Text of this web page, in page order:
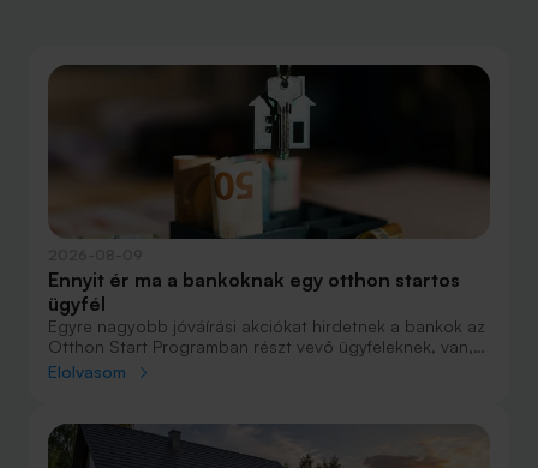
Ennyit ér ma a bankoknak egy otthon startos
ügyfél
Egyre nagyobb jóváírási akciókat hirdetnek a bankok az
Otthon Start Programban részt vevő ügyfeleknek, van,
ahol összesen akár félmillió forint jóváírást is össze lehet
nagyobb jóváírásért?
Elolvasom